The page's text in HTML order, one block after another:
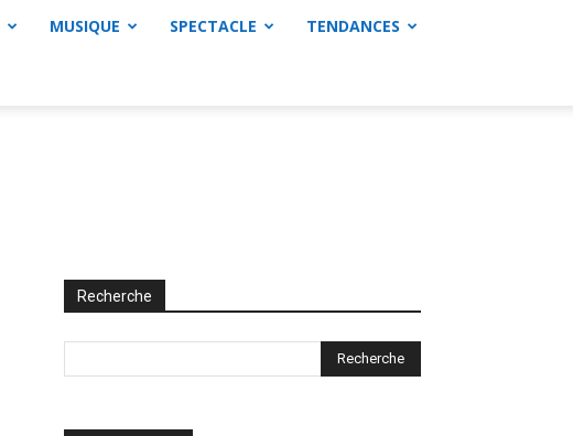
MUSIQUE SPECTACLE TENDANCES
Recherche